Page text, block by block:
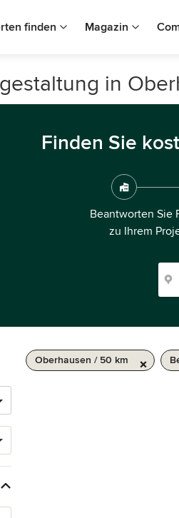
finden Magazin
in
Finden Sie
Beantworten Sie
zu Ihrem
Oberhausen / 50 km